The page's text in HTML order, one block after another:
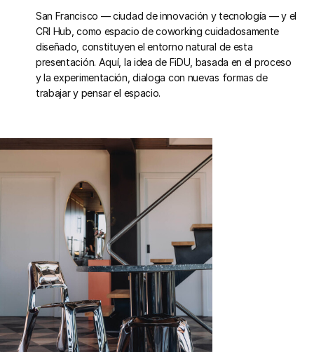
San Francisco — ciudad de innovación y tecnología — y el
CRI Hub, como espacio de coworking cuidadosamente
diseñado, constituyen el entorno natural de esta
presentación. Aquí, la idea de FiDU, basada en el proceso
y la experimentación, dialoga con nuevas formas de
trabajar y pensar el espacio.